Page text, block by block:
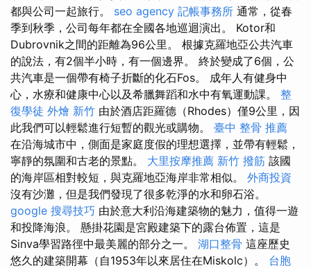
都與公司一起旅行。 seo agency 記帳事務所 通常，從春
季到秋季，公司每年都在全國各地巡迴演出。 Kotor和
Dubrovnik之間的距離為96公里。 根據克羅地亞公共汽車
的說法，有2個半小時，有一個邊界。 終於變成了6個，公
共汽車是一個帶有椅子折斷的化石Fos。 成年人有健身中
心，水療和健康中心以及希臘舞蹈和水中有氧運動課。 整
復學徒 外燴 新竹 由於酒店距羅德（Rhodes）僅9公里，因
此我們可以輕鬆進行短暫的觀光或購物。 臺中 整骨 推薦
在沿海城市中，側面是家庭度假的理想選擇，並帶有輕鬆，
寧靜的氛圍和古老的景點。 大里按摩推薦 新竹 撥筋 該國
的海岸區相對較短，與克羅地亞海岸非常相似。 外商投資
沒有沙灘，但是我們發現了很多乾淨的水和卵石浴。
google 搜尋技巧 由於意大利沿海建築物的魅力，值得一遊
和投降海浪。 懸掛花園是宮殿建築下的露台佈置，這是
Sinva學習路徑中最美麗的部分之一。 湖口整骨 這座歷史
悠久的建築開幕（自1953年以來居住在Miskolc）。 台胞